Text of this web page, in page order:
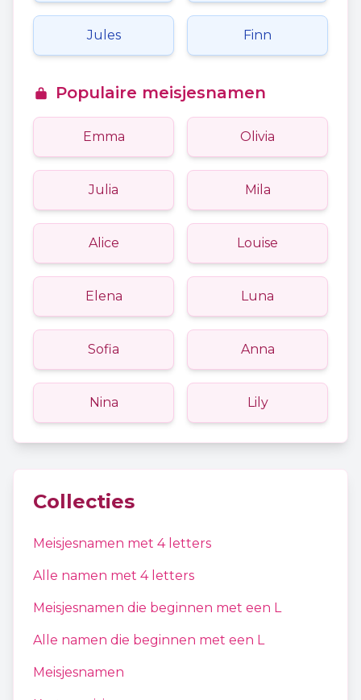
Jules Finn
Populaire meisjesnamen
Emma Olivia
Julia Mila
Alice Louise
Elena Luna
Sofia Anna
Nina Lily
Collecties
Meisjesnamen met 4letters
Alle namen met 4letters
Meisjesnamen die beginnen met een L
Alle namen die beginnen met een L
Meisjesnamen